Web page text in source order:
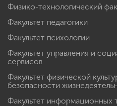
Физико-технологический
Факультет педагогики
Факультет психологии
Факультет управления и
сервисов
Факультет физической
безопасности
Факультет информационных